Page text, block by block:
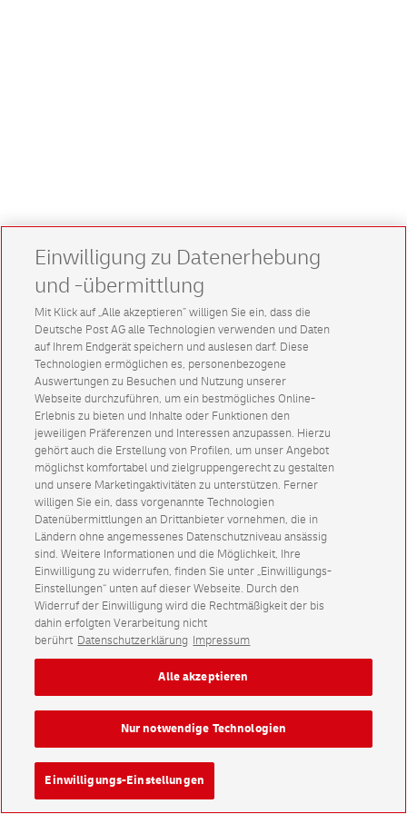
Einwilligung zu Datenerhebung
und -übermittlung
Mit Klick auf „Alle akzeptieren” willigen Sie ein, dass die
Deutsche Post AG alle Technologien verwenden und Daten
auf Ihrem Endgerät speichern und auslesen darf. Diese
Technologien ermöglichen es, personenbezogene
Auswertungen zu Besuchen und Nutzung unserer
Webseite durchzuführen, um ein bestmögliches Online-
Erlebnis zu bieten und Inhalte oder Funktionen den
jeweiligen Präferenzen und Interessen anzupassen. Hierzu
gehört auch die Erstellung von Profilen, um unser Angebot
möglichst komfortabel und zielgruppengerecht zu gestalten
und unsere Marketingaktivitäten zu unterstützen. Ferner
willigen Sie ein, dass vorgenannte Technologien
Datenübermittlungen an Drittanbieter vornehmen, die in
Ländern ohne angemessenes Datenschutzniveau ansässig
sind. Weitere Informationen und die Möglichkeit, Ihre
Einwilligung zu widerrufen, finden Sie unter „Einwilligungs-
Einstellungen“ unten auf dieser Webseite. Durch den
Widerruf der Einwilligung wird die Rechtmäßigkeit der bis
dahin erfolgten Verarbeitung nicht
berührt Datenschutzerklärung Impressum
Einwilligungs-Einstellungen
Nur notwendige Technologien
Alle akzeptieren